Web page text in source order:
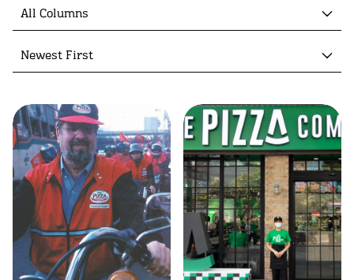
All Columns
Newest First